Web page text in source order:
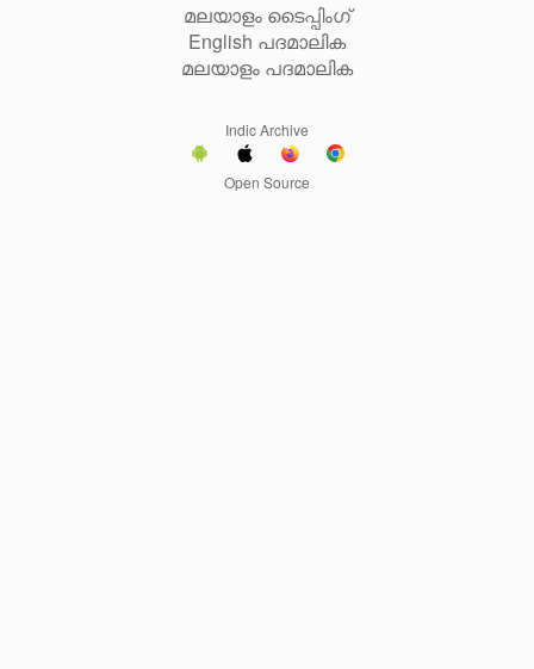
മലയാളം ടൈപ്പിംഗ്
English പദമാലിക
മലയാളം പദമാലിക
Indic Archive
Open Source